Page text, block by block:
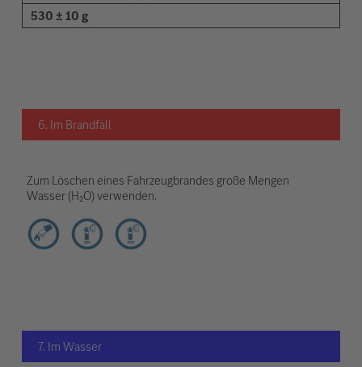
530 ± 10 g
6. Im Brandfall
Zum Löschen eines Fahrzeugbrandes große Mengen
Wasser (H₂O) verwenden.
7. Im Wasser